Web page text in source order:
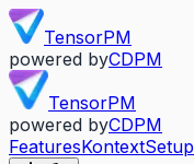
TensorPM
powered byCDPM
TensorPM
powered byCDPM
FeaturesKontextSetup